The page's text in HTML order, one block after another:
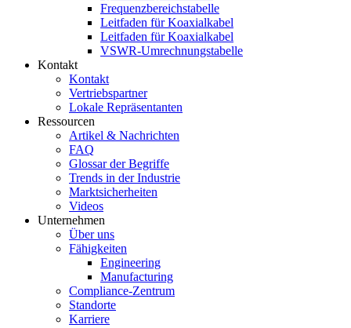
Frequenzbereichstabelle
Leitfaden für Koaxialkabel
Leitfaden für Koaxialkabel
VSWR-Umrechnungstabelle
Kontakt
Kontakt
Vertriebspartner
Lokale Repräsentanten
Ressourcen
Artikel & Nachrichten
FAQ
Glossar der Begriffe
Trends in der Industrie
Marktsicherheiten
Videos
Unternehmen
Über uns
Fähigkeiten
Engineering
Manufacturing
Compliance-Zentrum
Standorte
Karriere